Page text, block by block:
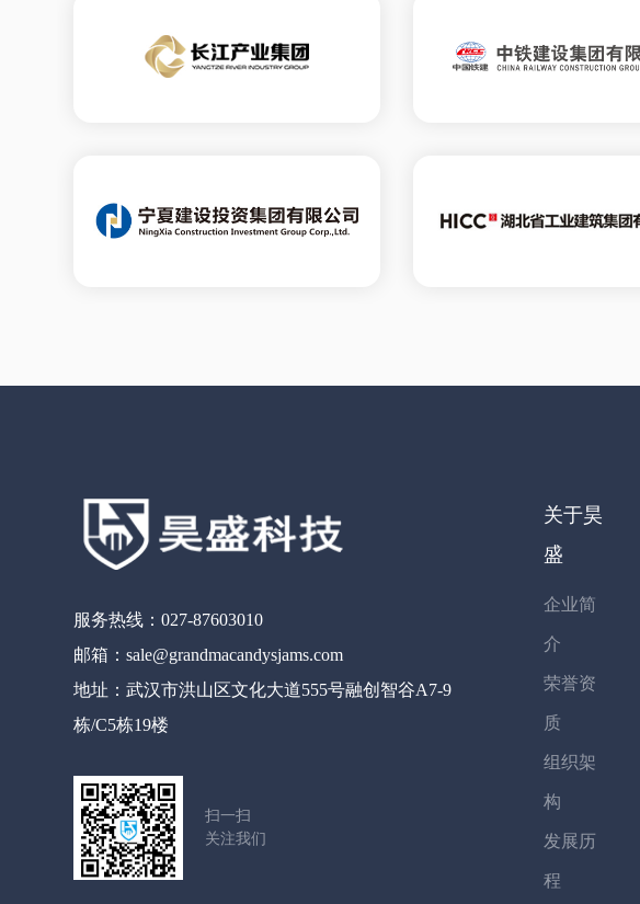
服务热线：027-87603010
邮箱：sale@grandmacandysjams.com
地址：武汉市洪山区文化大道555号融创智谷A7-9
栋/C5栋19楼
扫一扫
关注我们
关于昊
盛
企业简
介
荣誉资
质
组织架
构
发展历
程